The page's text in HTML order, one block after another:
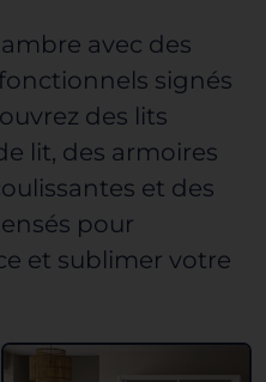
avec des
signés
des lits
lit, des armoires
et des
pour
et sublimer votre